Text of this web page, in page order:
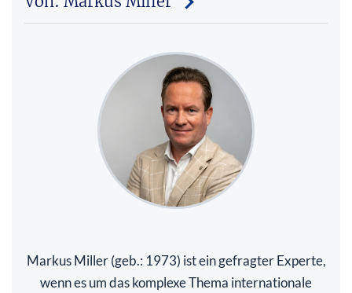
Markus Miller (geb.: 1973) ist ein gefragter Experte,
wenn es um das komplexe Thema internationale